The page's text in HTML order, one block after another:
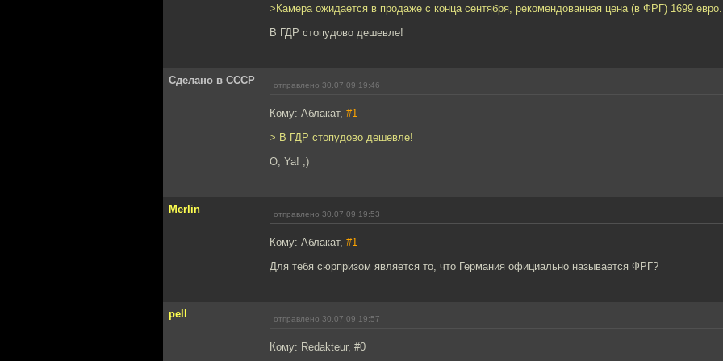
>Камера ожидается в продаже с конца сентября, рекомендованная цена (в ФРГ) 1699 евро.
В ГДР стопудово дешевле!
Сделано в СССР отправлено 30.07.09 19:46
Кому: Аблакат, #1
> В ГДР стопудово дешевле!
O, Ya! ;)
Merlin отправлено 30.07.09 19:53
Кому: Аблакат, #1
Для тебя сюрпризом является то, что Германия официально называется ФРГ?
pell отправлено 30.07.09 19:57
Кому: Redakteur, #0